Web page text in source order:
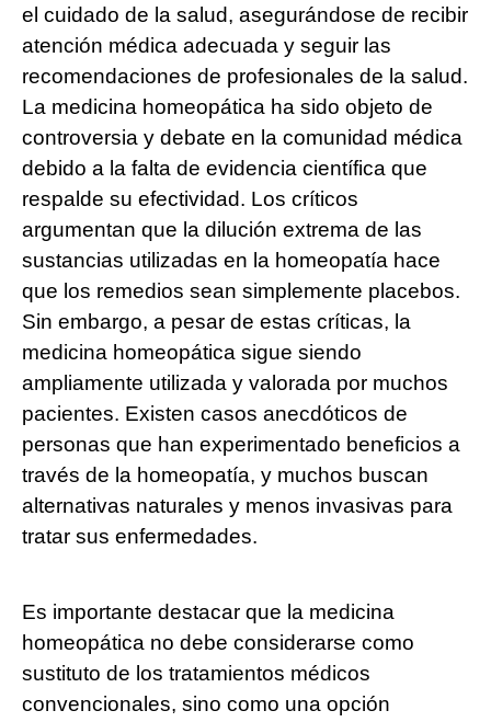
el cuidado de la salud, asegurándose de recibir
atención médica adecuada y seguir las
recomendaciones de profesionales de la salud.
La medicina homeopática ha sido objeto de
controversia y debate en la comunidad médica
debido a la falta de evidencia científica que
respalde su efectividad. Los críticos
argumentan que la dilución extrema de las
sustancias utilizadas en la homeopatía hace
que los remedios sean simplemente placebos.
Sin embargo, a pesar de estas críticas, la
medicina homeopática sigue siendo
ampliamente utilizada y valorada por muchos
pacientes. Existen casos anecdóticos de
personas que han experimentado beneficios a
través de la homeopatía, y muchos buscan
alternativas naturales y menos invasivas para
tratar sus enfermedades.
Es importante destacar que la medicina
homeopática no debe considerarse como
sustituto de los tratamientos médicos
convencionales, sino como una opción